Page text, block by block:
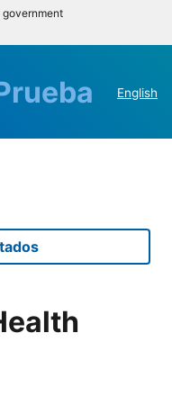
English